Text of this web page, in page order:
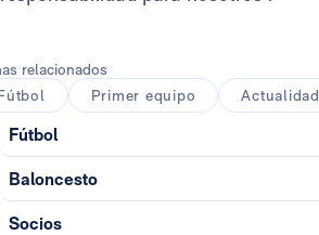
relacionados
Primer equipo Actualidad
Fútbol
Baloncesto
Socios